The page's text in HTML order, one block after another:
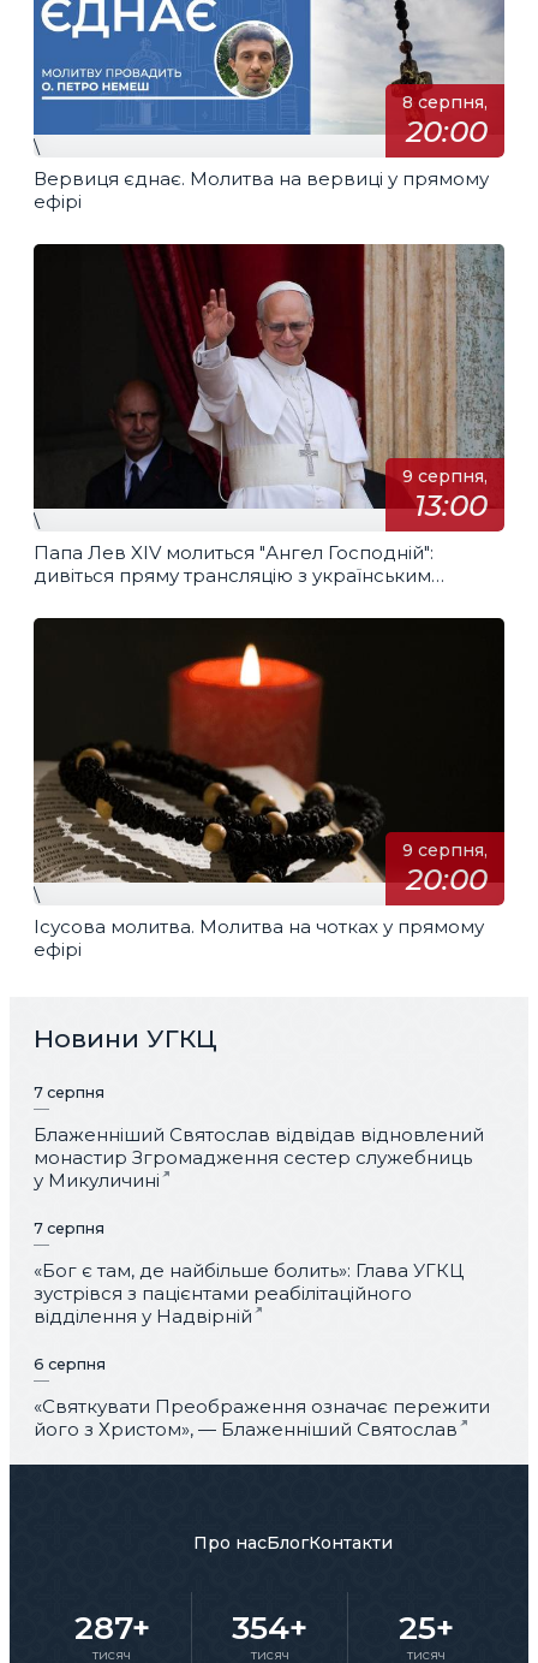
8 серпня,
20:00
\
Вервиця єднає. Молитва на вервиці у прямому
ефірі
9 серпня,
13:00
\
Папа Лев XIV молиться "Ангел Господній":
дивіться пряму трансляцію з українським
9 серпня,
20:00
\
Ісусова молитва. Молитва на чотках у прямому
ефірі
Новини УГКЦ
7 серпня
Блаженніший Святослав відвідав відновлений
монастир Згромадження сестер служебниць
у Микуличині
7 серпня
«Бог є там, де найбільше болить»: Глава УГКЦ
зустрівся з пацієнтами реабілітаційного
відділення у Надвірній
6 серпня
«Святкувати Преображення означає пережити
його з Христом», — Блаженніший Святослав
Про насБлогКонтакти
287+
тисяч
354+
тисяч
25+
тисяч